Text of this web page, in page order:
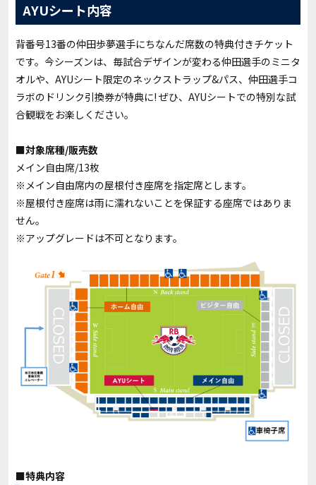
AYUシート内容
背番号13番の仲田歩夢選手にちなんだ席数の特典付きチケット
です。今シーズンは、毎試合デザインが変わる仲田選手のミニタ
オルや、AYUシート限定のネックストラップ&パス、仲田選手コ
ラボのドリンク引換券が特典に! ぜひ、AYUシートでの特別な試
合観戦をお楽しください。
■対象席種/販売数
メイン自由席/13枚
※メイン自由席内の屋根付き座席を指定席とします。
※屋根付き座席は雨に濡れないことを保証する座席ではありま
せん。
※アップグレードは不可となります。
■特典内容